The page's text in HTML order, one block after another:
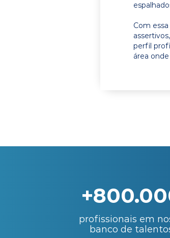
Com
perfil
área
profissionais em
banco de